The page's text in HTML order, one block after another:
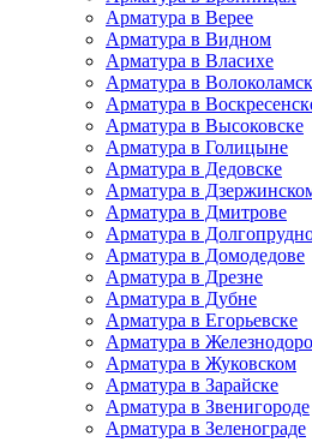
Арматура в Верее
Арматура в Видном
Арматура в Власихе
Арматура в
Арматура в
Арматура в Высоковске
Арматура в Голицыне
Арматура в Дедовске
Арматура в
Арматура в Дмитрове
Арматура в
Арматура в Домодедове
Арматура в Дрезне
Арматура в Дубне
Арматура в Егорьевске
Арматура в
Арматура в Жуковском
Арматура в Зарайске
Арматура в Звенигороде
Арматура в Зеленограде